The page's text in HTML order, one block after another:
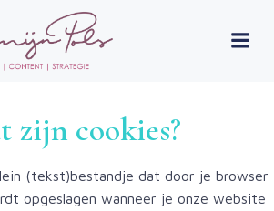
Skip
to
content
zijn cookies?
(tekst)bestandje dat door je browser
opgeslagen wanneer je onze website